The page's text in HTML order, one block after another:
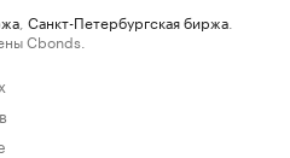
Санкт-Петербургская биржа
Cbonds.